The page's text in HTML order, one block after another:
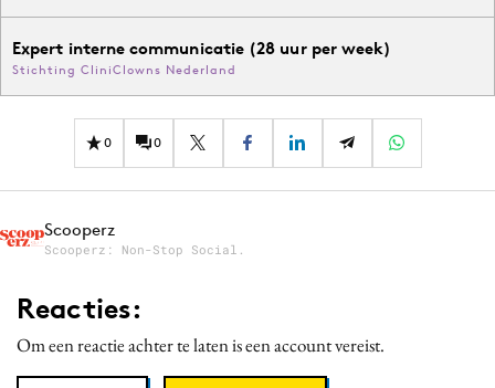
Expert interne communicatie (28 uur per week)
Stichting CliniClowns Nederland
0 0
Scooperz
Scooperz: Non-Stop Social.
Reacties:
Om een reactie achter te laten is een account vereist.